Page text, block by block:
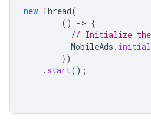
new Thread
() -
// Initialize
MobileAds.
.start